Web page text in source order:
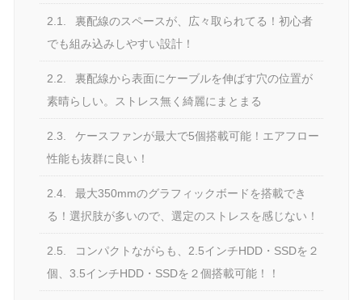
2.1.
裏配線のスペースが、広々取られてる！初心者
でも組み込みしやすい設計！
2.2.
裏配線から表面にケーブルを伸ばす穴の位置が
素晴らしい。ストレス無く綺麗にまとまる
2.3.
ケースファンが最大で5個搭載可能！エアフロー
性能も抜群に良い！
2.4.
最大350mmのグラフィックボードを搭載でき
る！選択肢が多いので、選定のストレスを感じない！
2.5.
コンパクトながらも、2.5インチHDD・SSDを２
個、3.5インチHDD・SSDを２個搭載可能！！